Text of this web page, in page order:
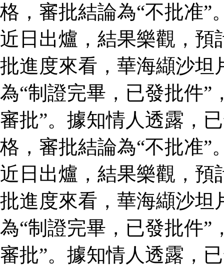
格，審批結論為“不批准”
近日出爐，結果樂觀，
批進度來看，華海纈沙坦
為“制證完畢，已發批件”
審批”。據知情人透露，
格，審批結論為“不批准”
近日出爐，結果樂觀，
批進度來看，華海纈沙坦
為“制證完畢，已發批件”
審批”。據知情人透露，